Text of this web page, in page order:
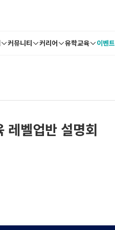
커뮤니티 커리어 유학교육 이벤트
벨업반 설명회